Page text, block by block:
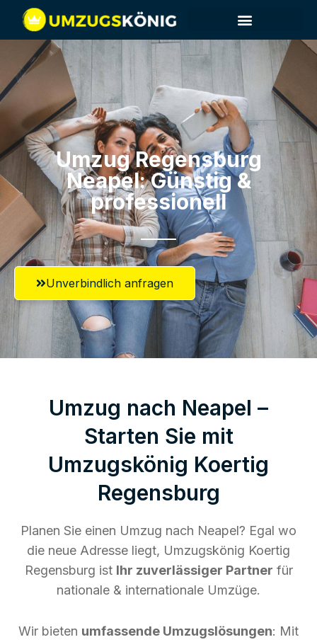
Umzug Regensburg​
Neapel: Günstig &
professionell​
Unverbindlich anfragen
Umzug nach Neapel –
Starten Sie mit
Umzugskönig Koertig
Regensburg
Planen Sie einen Umzug nach Neapel? Egal wo
die neue Adresse liegt, Umzugskönig Koertig
Regensburg ist Ihr zuverlässiger Partner für
nationale & internationale Umzüge.
Wir bieten umfassende Umzugslösungen: Mit